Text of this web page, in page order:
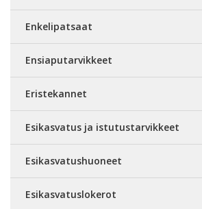
Enkelipatsaat
Ensiaputarvikkeet
Eristekannet
Esikasvatus ja istutustarvikkeet
Esikasvatushuoneet
Esikasvatuslokerot